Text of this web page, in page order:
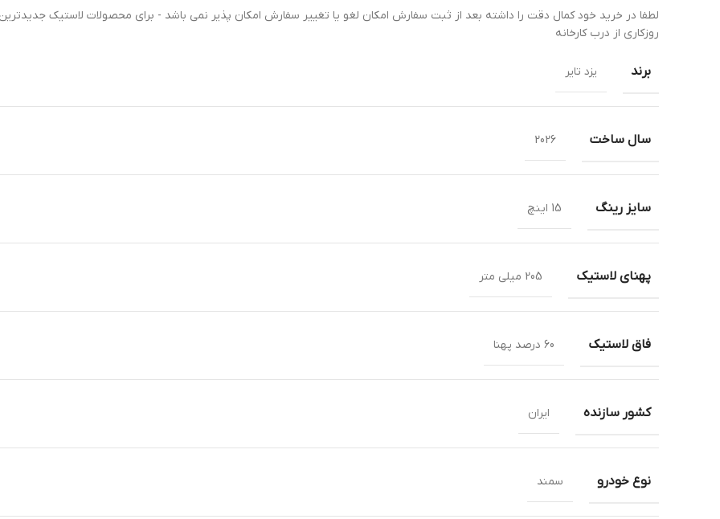
روزکاری از درب کارخانه
برند یزد تایر
سال ساخت 2026
سایز رینگ 15 اینچ
پهنای لاستیک 205 میلی متر
فاق لاستیک 60 درصد پهنا
کشور سازنده ایران
نوع خودرو سمند